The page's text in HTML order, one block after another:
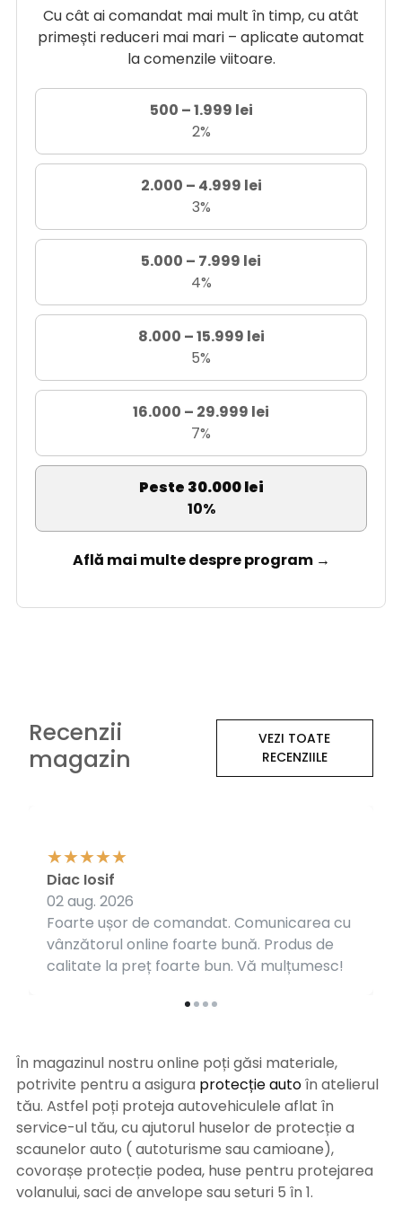
Cu cât ai comandat mai mult în timp, cu atât
primești reduceri mai mari – aplicate automat
la comenzile viitoare.
500 – 1.999 lei
2%
2.000 – 4.999 lei
3%
5.000 – 7.999 lei
4%
8.000 – 15.999 lei
5%
16.000 – 29.999 lei
7%
Peste 30.000 lei
10%
Află mai multe despre program →
Recenzii
magazin
VEZI TOATE
RECENZIILE
Foarte ușor de comandat. Comunicarea cu
vânzătorul online foarte bună. Produs de
calitate la preț foarte bun. Vă mulțumesc!
Diac Iosif
02 aug. 2026
În magazinul nostru online poți găsi materiale,
potrivite pentru a asigura protecție autoîn atelierul
tău. Astfel poți proteja autovehiculele aflat în
service-ul tău, cu ajutorul huselor de protecție a
scaunelor auto ( autoturisme sau camioane),
covorașe protecție podea, huse pentru protejarea
volanului, saci de anvelope sau seturi 5 în 1.